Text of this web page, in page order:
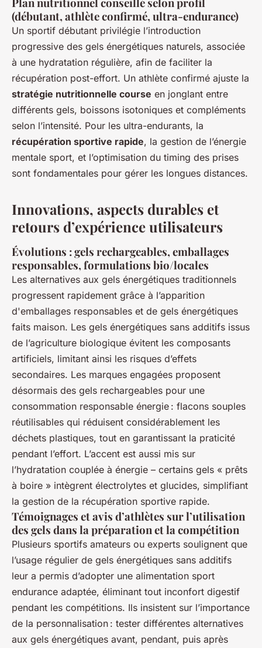
(débutant, athlète confirmé, ultra-endurance)
Un sportif débutant privilégie l’introduction
progressive des gels énergétiques naturels, associée
à une hydratation régulière, afin de faciliter la
récupération post-effort. Un athlète confirmé ajuste la
stratégie nutritionnelle course en jonglant entre
différents gels, boissons isotoniques et compléments
selon l’intensité. Pour les ultra-endurants, la
récupération sportive rapide, la gestion de l’énergie
mentale sport, et l’optimisation du timing des prises
sont fondamentales pour gérer les longues distances.
Innovations, aspects durables et
retours d’expérience utilisateurs
Évolutions : gels rechargeables, emballages
responsables, formulations bio/locales
Les alternatives aux gels énergétiques traditionnels
progressent rapidement grâce à l’apparition
d'emballages responsables et de gels énergétiques
faits maison. Les gels énergétiques sans additifs issus
de l’agriculture biologique évitent les composants
artificiels, limitant ainsi les risques d’effets
secondaires. Les marques engagées proposent
désormais des gels rechargeables pour une
consommation responsable énergie : flacons souples
réutilisables qui réduisent considérablement les
déchets plastiques, tout en garantissant la praticité
pendant l’effort. L’accent est aussi mis sur
l’hydratation couplée à énergie – certains gels « prêts
à boire » intègrent électrolytes et glucides, simplifiant
la gestion de la récupération sportive rapide.
Témoignages et avis d’athlètes sur l’utilisation
des gels dans la préparation et la compétition
Plusieurs sportifs amateurs ou experts soulignent que
l’usage régulier de gels énergétiques sans additifs
leur a permis d’adopter une alimentation sport
endurance adaptée, éliminant tout inconfort digestif
pendant les compétitions. Ils insistent sur l’importance
de la personnalisation : tester différentes alternatives
aux gels énergétiques avant, pendant, puis après